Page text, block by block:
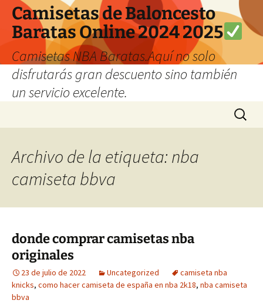
Camisetas de Baloncesto
Baratas Online 2024 2025
Camisetas NBA Baratas.Aquí no solo
disfrutarás gran descuento sino también
un servicio excelente.
Buscar:
Archivo de la etiqueta: nba
camiseta bbva
donde comprar camisetas nba
originales
23 de julio de 2022 Uncategorized
camiseta nba
knicks, como hacer camiseta de españa en nba 2k18, nba camiseta
bbva